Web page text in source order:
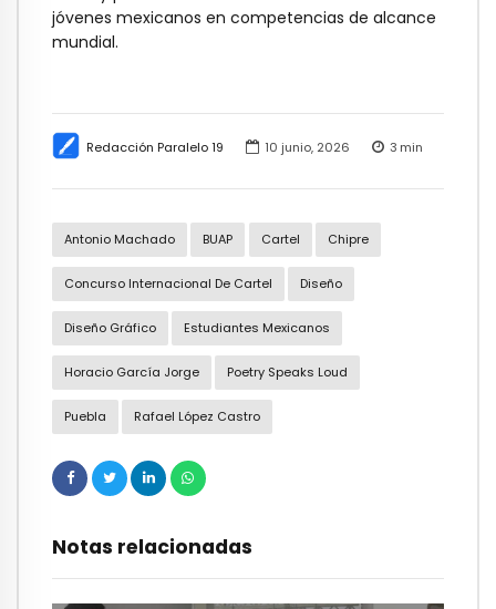
Redacción Paralelo 19 10 junio, 2026 3 min
Antonio Machado BUAP Cartel Chipre
Concurso Internacional De Cartel Diseño
Diseño Gráfico Estudiantes Mexicanos
Horacio García Jorge Poetry Speaks Loud
Puebla Rafael López Castro
Notas relacionadas
jóvenes mexicanos en competencias de alcance
mundial.